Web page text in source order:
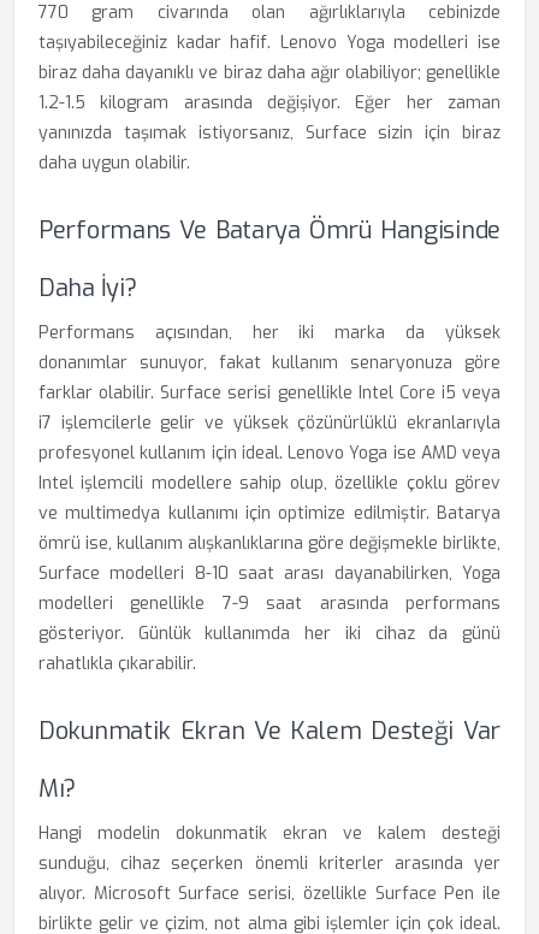
770 gram civarında olan ağırlıklarıyla cebinizde
taşıyabileceğiniz kadar hafif. Lenovo Yoga modelleri ise
biraz daha dayanıklı ve biraz daha ağır olabiliyor; genellikle
1.2-1.5 kilogram arasında değişiyor. Eğer her zaman
yanınızda taşımak istiyorsanız, Surface sizin için biraz
daha uygun olabilir.
Performans Ve Batarya Ömrü Hangisinde
Daha İyi?
Performans açısından, her iki marka da yüksek
donanımlar sunuyor, fakat kullanım senaryonuza göre
farklar olabilir. Surface serisi genellikle Intel Core i5 veya
i7 işlemcilerle gelir ve yüksek çözünürlüklü ekranlarıyla
profesyonel kullanım için ideal. Lenovo Yoga ise AMD veya
Intel işlemcili modellere sahip olup, özellikle çoklu görev
ve multimedya kullanımı için optimize edilmiştir. Batarya
ömrü ise, kullanım alışkanlıklarına göre değişmekle birlikte,
Surface modelleri 8-10 saat arası dayanabilirken, Yoga
modelleri genellikle 7-9 saat arasında performans
gösteriyor. Günlük kullanımda her iki cihaz da günü
rahatlıkla çıkarabilir.
Dokunmatik Ekran Ve Kalem Desteği Var
Mı?
Hangi modelin dokunmatik ekran ve kalem desteği
sunduğu, cihaz seçerken önemli kriterler arasında yer
alıyor. Microsoft Surface serisi, özellikle Surface Pen ile
birlikte gelir ve çizim, not alma gibi işlemler için çok ideal.